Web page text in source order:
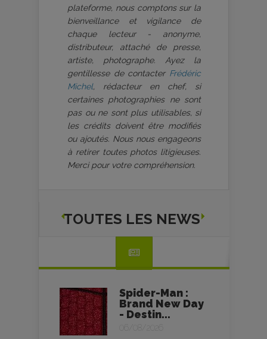
plateforme, nous comptons sur la
bienveillance et vigilance de
chaque lecteur - anonyme,
distributeur, attaché de presse,
artiste, photographe. Ayez la
gentillesse de contacter Frédéric
Michel, rédacteur en chef, si
certaines photographies ne sont
pas ou ne sont plus utilisables, si
les crédits doivent être modifiés
ou ajoutés. Nous nous engageons
à retirer toutes photos litigieuses.
Merci pour votre compréhension.
TOUTES LES NEWS
Spider-Man :
Brand New Day
- Destin...
06/08/2026